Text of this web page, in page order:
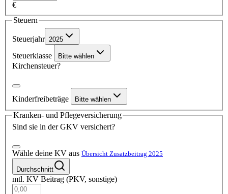
€
Steuern
Steuerjahr 2025
Steuerklasse Bitte wählen
Kirchensteuer?
Kinderfreibeträge Bitte wählen
Kranken- und Pflegeversicherung
Sind sie in der GKV versichert?
Wähle deine KV aus Übersicht Zusatzbeitrag 2025
Durchschnitt
mtl. KV Beitrag (PKV, sonstige)